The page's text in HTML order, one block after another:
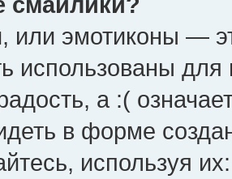
или эмотиконы —
использованы
а :(
в форме
используя